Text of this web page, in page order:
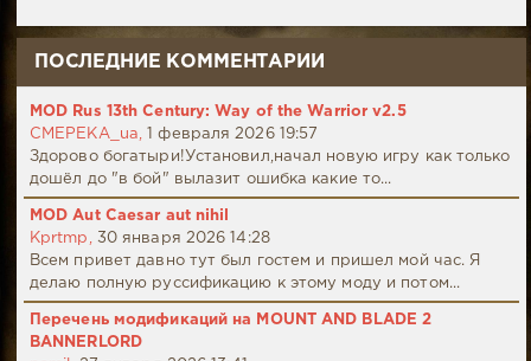
ПОСЛЕДНИЕ КОММЕНТАРИИ
MOD Rus 13th Century: Way of the Warrior v2.5
CMEPEKA_ua,
1 февраля 2026 19:57
Здорово богатыри!Установил,начал новую игру как только
дошёл до "в бой" вылазит ошибка какие то...
MOD Aut Caesar aut nihil
Kprtmp,
30 января 2026 14:28
Всем привет давно тут был гостем и пришел мой час. Я
делаю полную руссификацию к этому моду и потом...
Перечень модификаций на MOUNT AND BLADE 2
BANNERLORD